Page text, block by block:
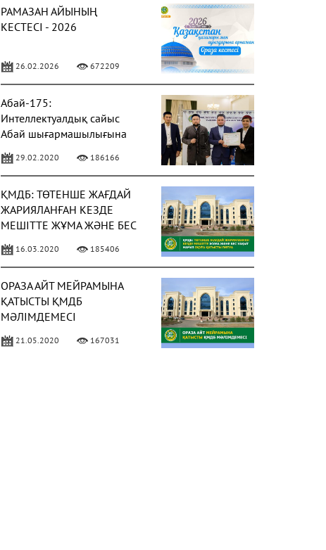
РАМАЗАН АЙЫНЫҢ
КЕСТЕСІ - 2026
26.02.2026 672209
Абай-175:
Интеллектуалдық сайыс
Абай шығармашылығына
29.02.2020 186166
ҚМДБ: ТӨТЕНШЕ ЖАҒДАЙ
ЖАРИЯЛАНҒАН КЕЗДЕ
МЕШІТТЕ ЖҰМА ЖӘНЕ БЕС
ҚАТЫСТЫ ПӘТУА
16.03.2020 185406
ОРАЗА АЙТ МЕЙРАМЫНА
ҚАТЫСТЫ ҚМДБ
МӘЛІМДЕМЕСІ
21.05.2020 167031